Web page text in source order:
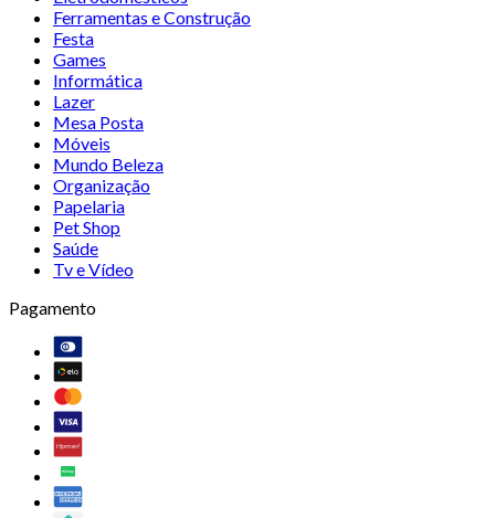
Ferramentas e Construção
Festa
Games
Informática
Lazer
Mesa Posta
Móveis
Mundo Beleza
Organização
Papelaria
Pet Shop
Saúde
Tv e Vídeo
Pagamento